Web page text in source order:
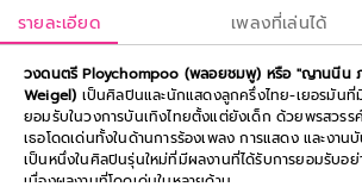
รายละเอียด เพลงที่เล่นได้
วงดนตรี Ploychompoo (พลอยชมพู) หรือ "ญานนีน ภ
Weigel) เป็นศิลปินและนักแสดงลูกครึ่งไทย-เยอรมันที่
ยอมรับในวงการบันเทิงไทยตั้งแต่ยังเด็ก ด้วยพรสวรร
เธอโดดเด่นทั้งในด้านการร้องเพลง การแสดง และงา
เป็นหนึ่งในศิลปินรุ่นใหม่ที่มีผลงานที่ได้รับการยอมรับอย่
เนื่องผลงานที่โดดเด่นในหลายด้าน